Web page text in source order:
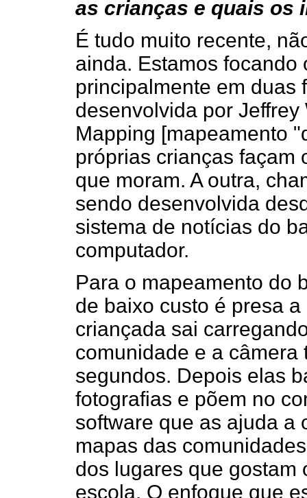
as crianças e quais os
É tudo muito recente,
ainda. Estamos focando
principalmente em duas
desenvolvida por
Mapping [mapeamento
próprias crianças façam
que moram. A outra,
sendo desenvolvida
sistema de notícias do
computador.
Para o mapeamento do
de baixo custo é presa
criançada sai
comunidade e a
segundos. Depois elas
fotografias e põem no
software que as ajuda a
mapas das
dos lugares que gostam
escola. O enfoque que